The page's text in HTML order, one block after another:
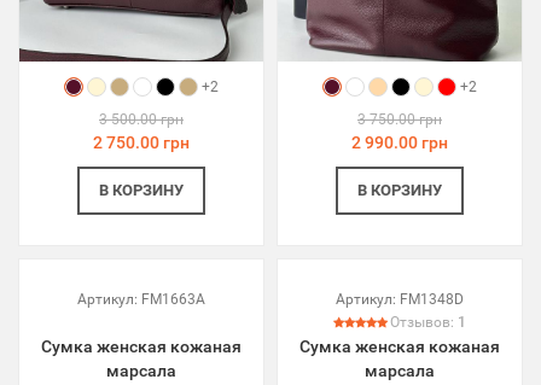
+2
3 500.00 грн
2 750.00 грн
В КОРЗИНУ
+2
3 750.00 грн
2 990.00 грн
В КОРЗИНУ
Артикул: FM1663A
Сумка женская кожаная
марсала
Артикул: FM1348D
Отзывов: 1
Сумка женская кожаная
марсала